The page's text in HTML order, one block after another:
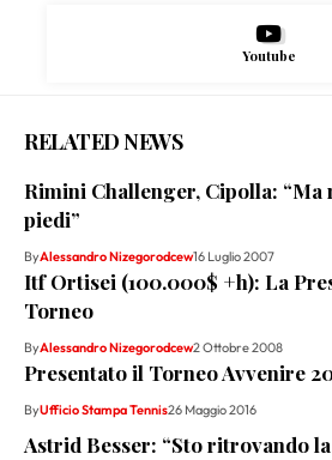
Youtube
RELATED NEWS
Rimini Challenger, Cipolla: “Ma
piedi”
ByAlessandro Nizegorodcew16 Luglio 2007
Itf Ortisei (100.000$ +h): La
Torneo
ByAlessandro Nizegorodcew2 Ottobre 2008
Presentato il Torneo Avvenire
ByUfficio Stampa Tennis26 Maggio 2016
Astrid Besser: “Sto ritrovando